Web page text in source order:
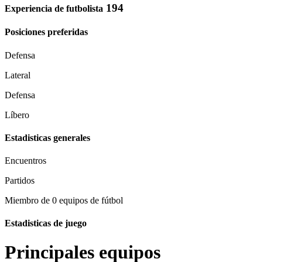
Experiencia de futbolista 194
Posiciones preferidas
Defensa
Lateral
Defensa
Líbero
Estadisticas generales
Encuentros
Partidos
Miembro de 0 equipos de fútbol
Estadisticas de juego
Principales equipos